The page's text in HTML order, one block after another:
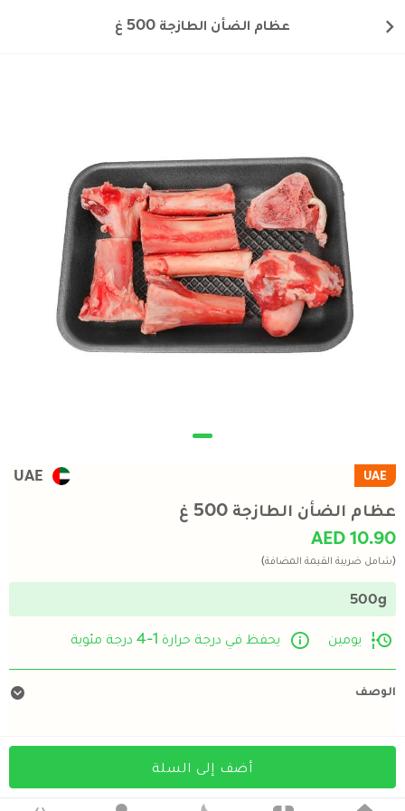
عظام الضأن الطازجة 500 غ
UAE
UAE
عظام الضأن الطازجة 500 غ
AED 10.90
(شامل ضريبة القيمة المضافة)
500g
يومين يحفظ في درجة حرارة 1-4 درجة مئوية
الوصف
أضف إلى السلة